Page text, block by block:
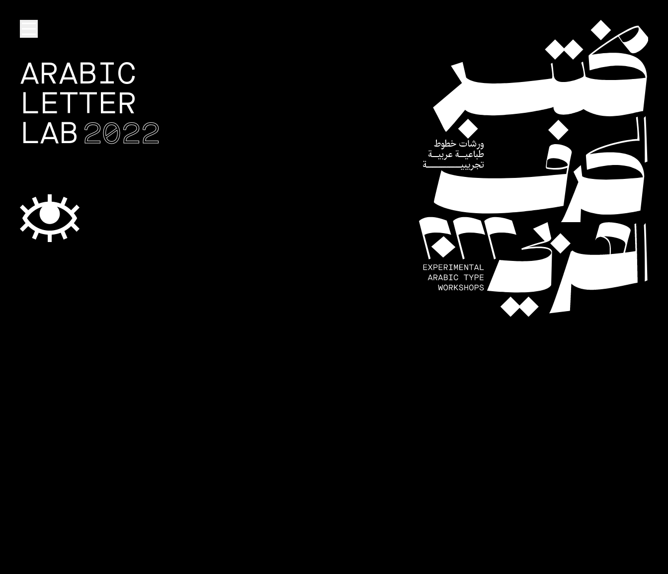
ARABIC
LETTER
LAB 2022